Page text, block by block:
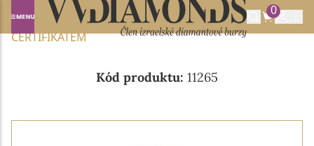
0
Domů NABÍDKA DIAMANTŮ
0.51CT I/VS1 S GIA
CERTIFIKÁTEM
Kód produktu: 11265